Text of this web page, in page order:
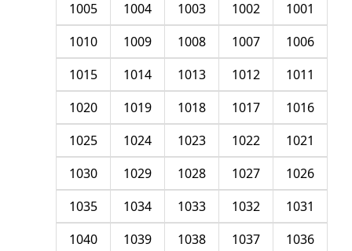
1001
1002
1003
1004
1005
1006
1007
1008
1009
1010
1011
1012
1013
1014
1015
1016
1017
1018
1019
1020
1021
1022
1023
1024
1025
1026
1027
1028
1029
1030
1031
1032
1033
1034
1035
1036
1037
1038
1039
1040